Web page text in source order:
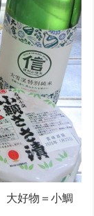
大好物＝小鯛